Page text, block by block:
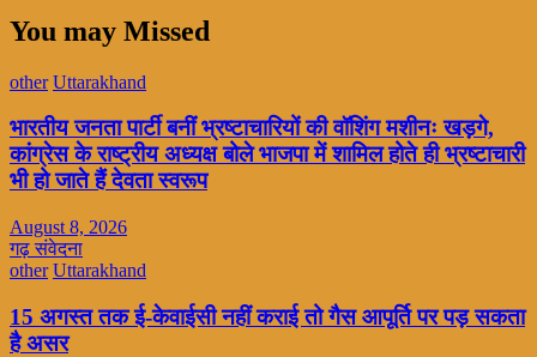
You may Missed
other Uttarakhand
भारतीय जनता पार्टी बनीं भ्रष्टाचारियों की वॉशिंग मशीनः खड़गे,
कांग्रेस के राष्ट्रीय अध्यक्ष बोले भाजपा में शामिल होते ही भ्रष्टाचारी
भी हो जाते हैं देवता स्वरूप
August 8, 2026
गढ़ संवेदना
other Uttarakhand
15 अगस्त तक ई-केवाईसी नहीं कराई तो गैस आपूर्ति पर पड़ सकता
है असर